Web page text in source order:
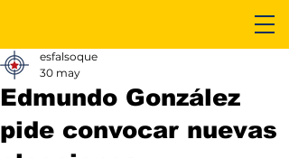
Edmundo González
pide convocar nuevas
esfalsoque
30 may